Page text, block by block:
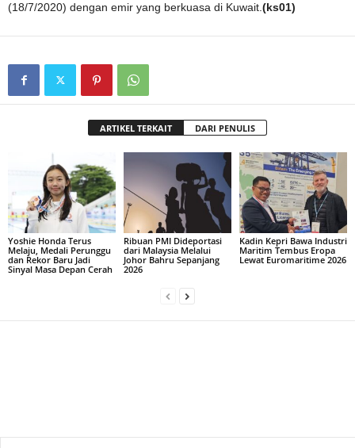
(18/7/2020) dengan emir yang berkuasa di Kuwait. (ks01)
ARTIKEL TERKAIT DARI PENULIS
Yoshie Honda Terus
Melaju, Medali Perunggu
dan Rekor Baru Jadi
Sinyal Masa Depan Cerah
Ribuan PMI Dideportasi
dari Malaysia Melalui
Johor Bahru Sepanjang
2026
Kadin Kepri Bawa Industri
Maritim Tembus Eropa
Lewat Euromaritime 2026